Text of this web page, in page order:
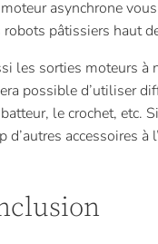
asynchrone
robots pâtissiers haut
les sorties moteurs à
possible d’utiliser
le crochet, etc.
d’autres accessoires à